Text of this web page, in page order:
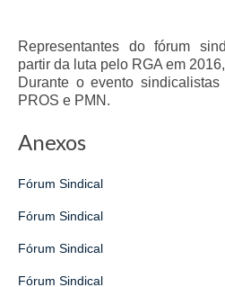
Fale Conosco
Permutas Disponíveis
Regimento interno do
Representantes do fórum
partir da luta pelo RGA em
Durante o evento
PROS e PMN.
Anexos
Fórum Sindical
Fórum Sindical
Fórum Sindical
Fórum Sindical